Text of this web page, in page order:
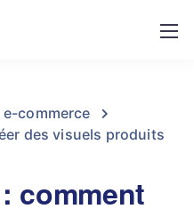
e-commerce
des visuels produits
comment